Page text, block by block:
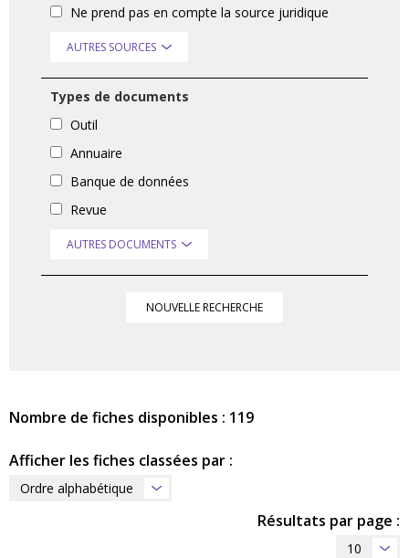
Ne prend pas en compte la source juridique
AUTRES SOURCES
Types de documents
Outil
Annuaire
Banque de données
Revue
AUTRES DOCUMENTS
NOUVELLE RECHERCHE
Nombre de fiches disponibles : 119
Afficher les fiches classées par :
Ordre alphabétique
Résultats par page :
10